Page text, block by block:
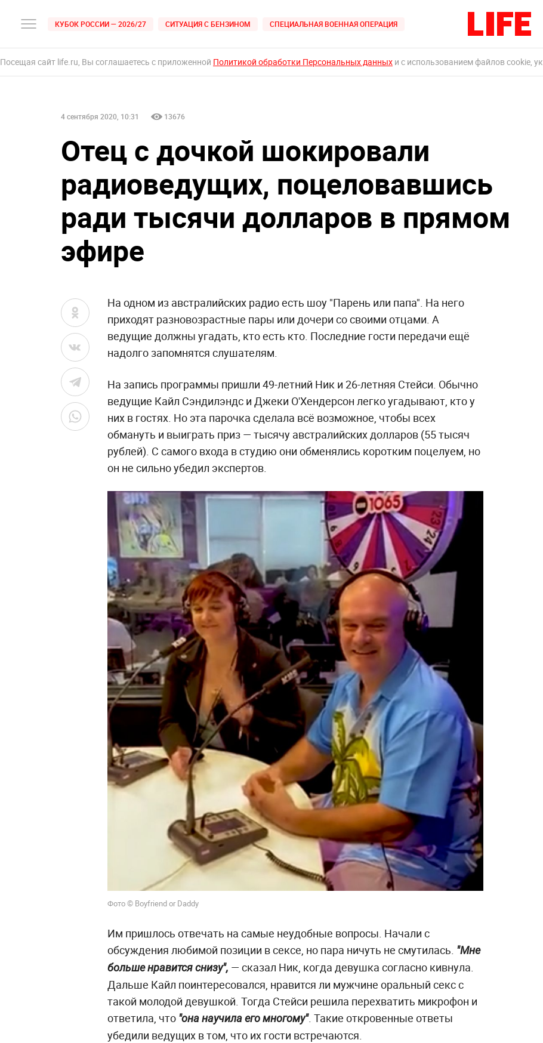
КУБОК РОССИИ — 2026/27 СИТУАЦИЯ С БЕНЗИНОМ СПЕЦИАЛЬНАЯ ВОЕННАЯ ОПЕРАЦИЯ
Посещая сайт life.ru, Вы соглашаетесь с приложенной Политикой обработки Персональных данных и с использованием файлов cookie,
4 сентября 2020, 10:31 13676
Отец с дочкой шокировали
радиоведущих, поцеловавшись
ради тысячи долларов в прямом
эфире
На одном из австралийских радио есть шоу "Парень или папа". На него
приходят разновозрастные пары или дочери со своими отцами. А
ведущие должны угадать, кто есть кто. Последние гости передачи ещё
надолго запомнятся слушателям.
На запись программы пришли 49-летний Ник и 26-летняя Стейси. Обычно
ведущие Кайл Сэндилэндс и Джеки О'Хендерсон легко угадывают, кто у
них в гостях. Но эта парочка сделала всё возможное, чтобы всех
обмануть и выиграть приз — тысячу австралийских долларов (55 тысяч
рублей). С самого входа в студию они обменялись коротким поцелуем, но
он не сильно убедил экспертов.
Фото © Boyfriend or Daddy
Им пришлось отвечать на самые неудобные вопросы. Начали с
обсуждения любимой позиции в сексе, но пара ничуть не смутилась. "Мне
больше нравится снизу", — сказал Ник, когда девушка согласно кивнула.
Дальше Кайл поинтересовался, нравится ли мужчине оральный секс с
такой молодой девушкой. Тогда Стейси решила перехватить микрофон и
ответила, что "она научила его многому". Такие откровенные ответы
убедили ведущих в том, что их гости встречаются.